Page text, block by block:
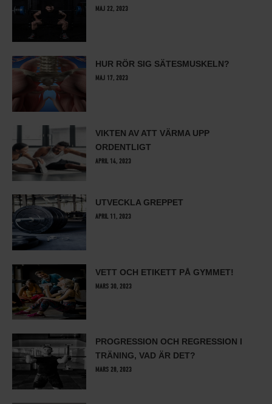
MAJ 22, 2023
HUR RÖR SIG SÄTESMUSKELN?
MAJ 17, 2023
VIKTEN AV ATT VÄRMA UPP
ORDENTLIGT
APRIL 14, 2023
UTVECKLA GREPPET
APRIL 11, 2023
VETT OCH ETIKETT PÅ GYMMET!
MARS 30, 2023
PROGRESSION OCH REGRESSION I
TRÄNING, VAD ÄR DET?
MARS 28, 2023